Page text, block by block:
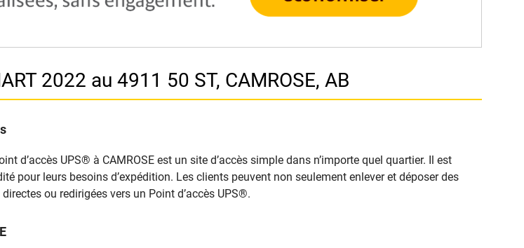
2022 au 4911 50 ST, CAMROSE, AB
d’accès UPS® à CAMROSE est un site d’accès simple dans n’importe quel quartier. Il est
pour leurs besoins d’expédition. Les clients peuvent non seulement enlever et déposer des
ou redirigées vers un Point d’accès UPS®.